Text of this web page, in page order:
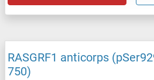
RASGRF1 anticorps
750)